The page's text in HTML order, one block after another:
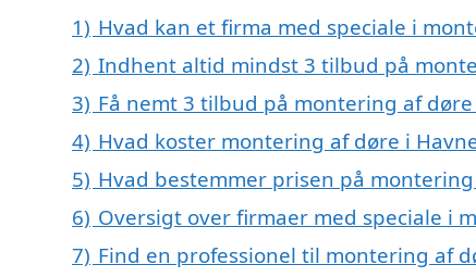
1) Hvad kan et firma med speciale i
2) Indhent altid mindst 3 tilbud på
3) Få nemt 3 tilbud på montering af
4) Hvad koster montering af døre i
5) Hvad bestemmer prisen på
6) Oversigt over firmaer med speciale i
7) Find en professionel til montering af